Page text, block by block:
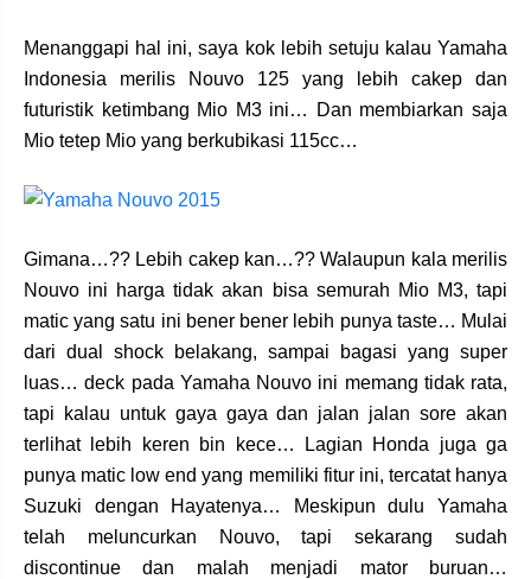
Menanggapi hal ini, saya kok lebih setuju kalau Yamaha
Indonesia merilis Nouvo 125 yang lebih cakep dan
futuristik ketimbang Mio M3 ini… Dan membiarkan saja
Mio tetep Mio yang berkubikasi 115cc…
Gimana…?? Lebih cakep kan…?? Walaupun kala merilis
Nouvo ini harga tidak akan bisa semurah Mio M3, tapi
matic yang satu ini bener bener lebih punya taste… Mulai
dari dual shock belakang, sampai bagasi yang super
luas… deck pada Yamaha Nouvo ini memang tidak rata,
tapi kalau untuk gaya gaya dan jalan jalan sore akan
terlihat lebih keren bin kece… Lagian Honda juga ga
punya matic low end yang memiliki fitur ini, tercatat hanya
Suzuki dengan Hayatenya… Meskipun dulu Yamaha
telah meluncurkan Nouvo, tapi sekarang sudah
discontinue dan malah menjadi mator buruan…